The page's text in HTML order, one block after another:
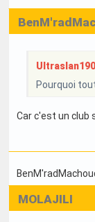
Pourquoi
Car c'est un club
MOLAJILI